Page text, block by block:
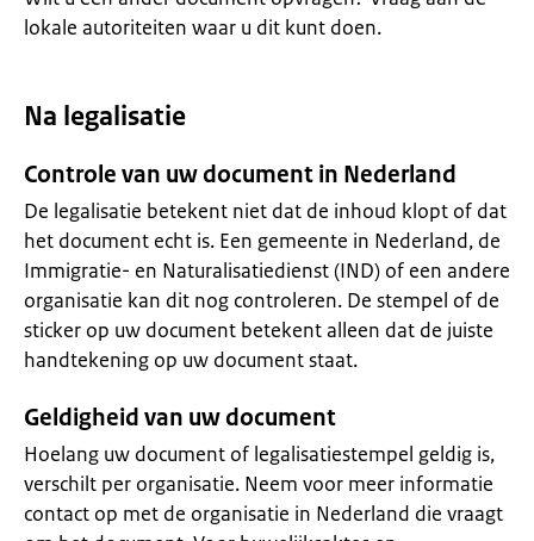
lokale autoriteiten waar u dit kunt doen.
Na legalisatie
Controle van uw document in Nederland
De legalisatie betekent niet dat de inhoud klopt of dat
het document echt is. Een gemeente in Nederland, de
Immigratie- en Naturalisatiedienst (IND) of een andere
organisatie kan dit nog controleren. De stempel of de
sticker op uw document betekent alleen dat de juiste
handtekening op uw document staat.
Geldigheid van uw document
Hoelang uw document of legalisatiestempel geldig is,
verschilt per organisatie. Neem voor meer informatie
contact op met de organisatie in Nederland die vraagt